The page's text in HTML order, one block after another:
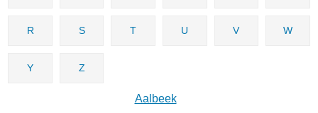
R S T U V W
Y Z
Aalbeek